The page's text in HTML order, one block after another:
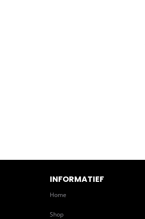
INFORMATIEF
Home
Shop